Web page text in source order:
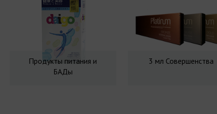
Продукты питания и
БАДы
3 мл Совершенства